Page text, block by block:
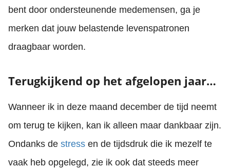
bent door ondersteunende medemensen, ga je
merken dat jouw belastende levenspatronen
draagbaar worden.
Terugkijkend op het afgelopen jaar…
Wanneer ik in deze maand december de tijd neemt
om terug te kijken, kan ik alleen maar dankbaar zijn.
Ondanks de stress en de tijdsdruk die ik mezelf te
vaak heb opgelegd, zie ik ook dat steeds meer